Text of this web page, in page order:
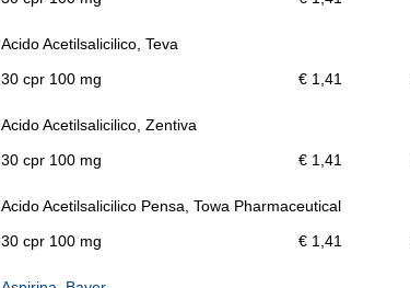
Acido Acetilsalicilico, Teva
30 cpr 100 mg
€ 1,41
Acido Acetilsalicilico, Zentiva
30 cpr 100 mg
€ 1,41
Acido Acetilsalicilico Pensa, Towa Pharmaceutical
30 cpr 100 mg
€ 1,41